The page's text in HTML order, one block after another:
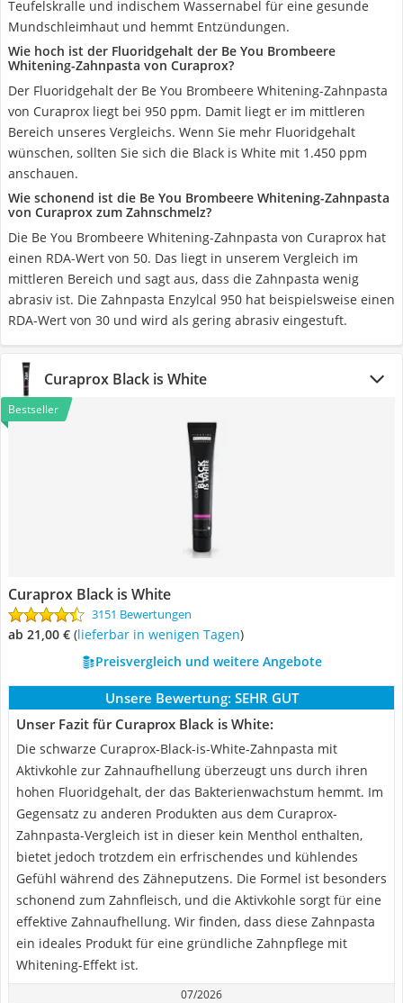
Teufelskralle und indischem Wassernabel für eine gesunde
Mundschleimhaut und hemmt Entzündungen.
Wie hoch ist der Fluoridgehalt der Be You Brombeere
Whitening-Zahnpasta von Curaprox?
Der Fluoridgehalt der Be You Brombeere Whitening-Zahnpasta
von Curaprox liegt bei 950 ppm. Damit liegt er im mittleren
Bereich unseres Vergleichs. Wenn Sie mehr Fluoridgehalt
wünschen, sollten Sie sich die Black is White mit 1.450 ppm
anschauen.
Wie schonend ist die Be You Brombeere Whitening-Zahnpasta
von Curaprox zum Zahnschmelz?
Die Be You Brombeere Whitening-Zahnpasta von Curaprox hat
einen RDA-Wert von 50. Das liegt in unserem Vergleich im
mittleren Bereich und sagt aus, dass die Zahnpasta wenig
abrasiv ist. Die Zahnpasta Enzylcal 950 hat beispielsweise einen
RDA-Wert von 30 und wird als gering abrasiv eingestuft.
Curaprox Black is White
Bestseller
Curaprox Black is White
3151 Bewertungen
ab 21,00 € ( Lieferbar in wenigen Tagen)
Preisvergleich und weitere Angebote
Unsere Bewertung: SEHR GUT
Unser Fazit für Curaprox Black is White:
Die schwarze Curaprox-Black-is-White-Zahnpasta mit
Aktivkohle zur Zahnaufhellung überzeugt uns durch ihren
hohen Fluoridgehalt, der das Bakterienwachstum hemmt. Im
Gegensatz zu anderen Produkten aus dem Curaprox-
Zahnpasta-Vergleich ist in dieser kein Menthol enthalten,
bietet jedoch trotzdem ein erfrischendes und kühlendes
Gefühl während des Zähneputzens. Die Formel ist besonders
schonend zum Zahnfleisch, und die Aktivkohle sorgt für eine
effektive Zahnaufhellung. Wir finden, dass diese Zahnpasta
ein ideales Produkt für eine gründliche Zahnpflege mit
Whitening-Effekt ist.
07/2026